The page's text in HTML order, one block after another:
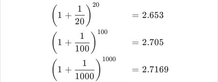
( 1 +
20
1 ) 20
( 1 +
100
1 ) 100
( 1 +
1000
1 ) 1000
= 2.653
= 2.705
= 2.7169